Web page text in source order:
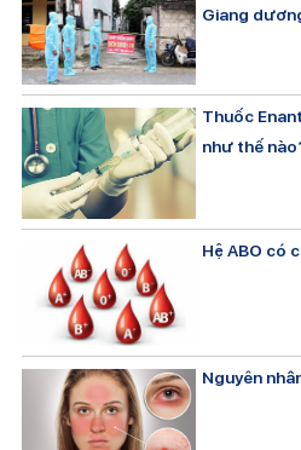
Giang
Thuốc
như thế
Hệ ABO có
Nguyên